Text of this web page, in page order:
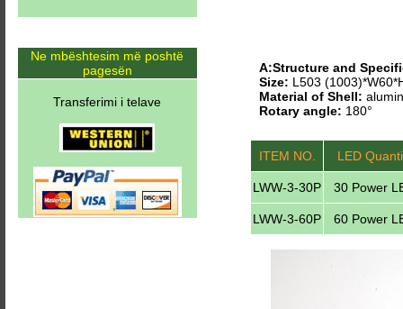
A:Structure and
Size: L503
Material of Shell:
Rotary angle: 180°
ITEM NO. LED
LWW-3-30P 30 Power
LWW-3-60P 60 Power
Ne mbështesim më poshtë
pagesën
Transferimi i telave